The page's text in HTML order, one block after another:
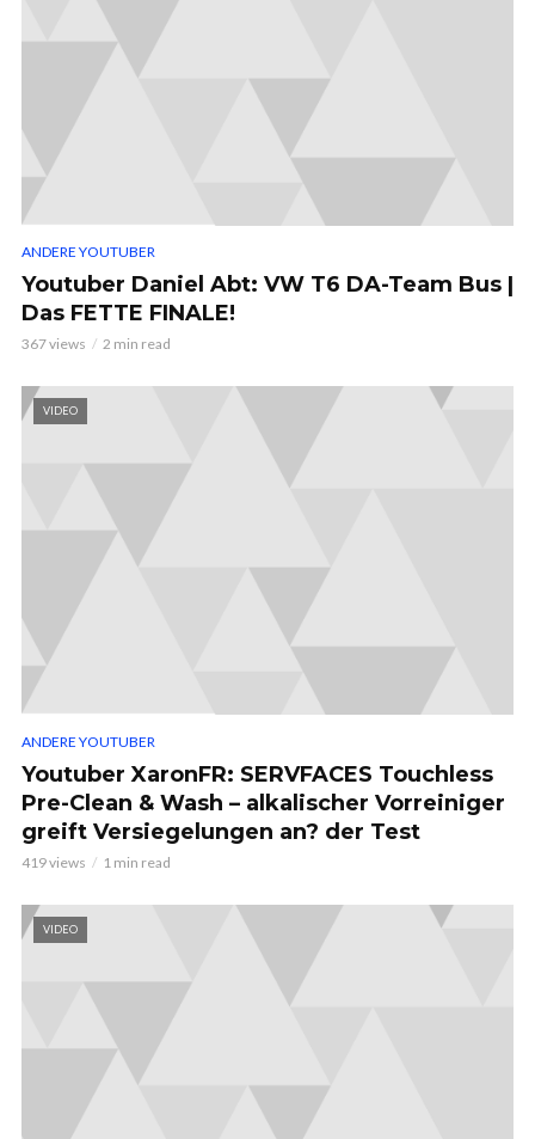
ANDERE YOUTUBER
Youtuber Daniel Abt: VW T6 DA-Team Bus |
Das FETTE FINALE!
367 views 2 min read
VIDEO
ANDERE YOUTUBER
Youtuber XaronFR: SERVFACES Touchless
Pre-Clean & Wash – alkalischer Vorreiniger
greift Versiegelungen an? der Test
419 views 1 min read
VIDEO